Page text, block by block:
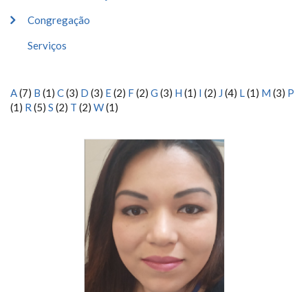
Congregação
Serviços
A(7) B (1) C(3) D (3) E(2) F(2) G (3) H (1) I (2) J (4) L(1) M (3) P
(1) R (5) S (2) T (2) W(1)